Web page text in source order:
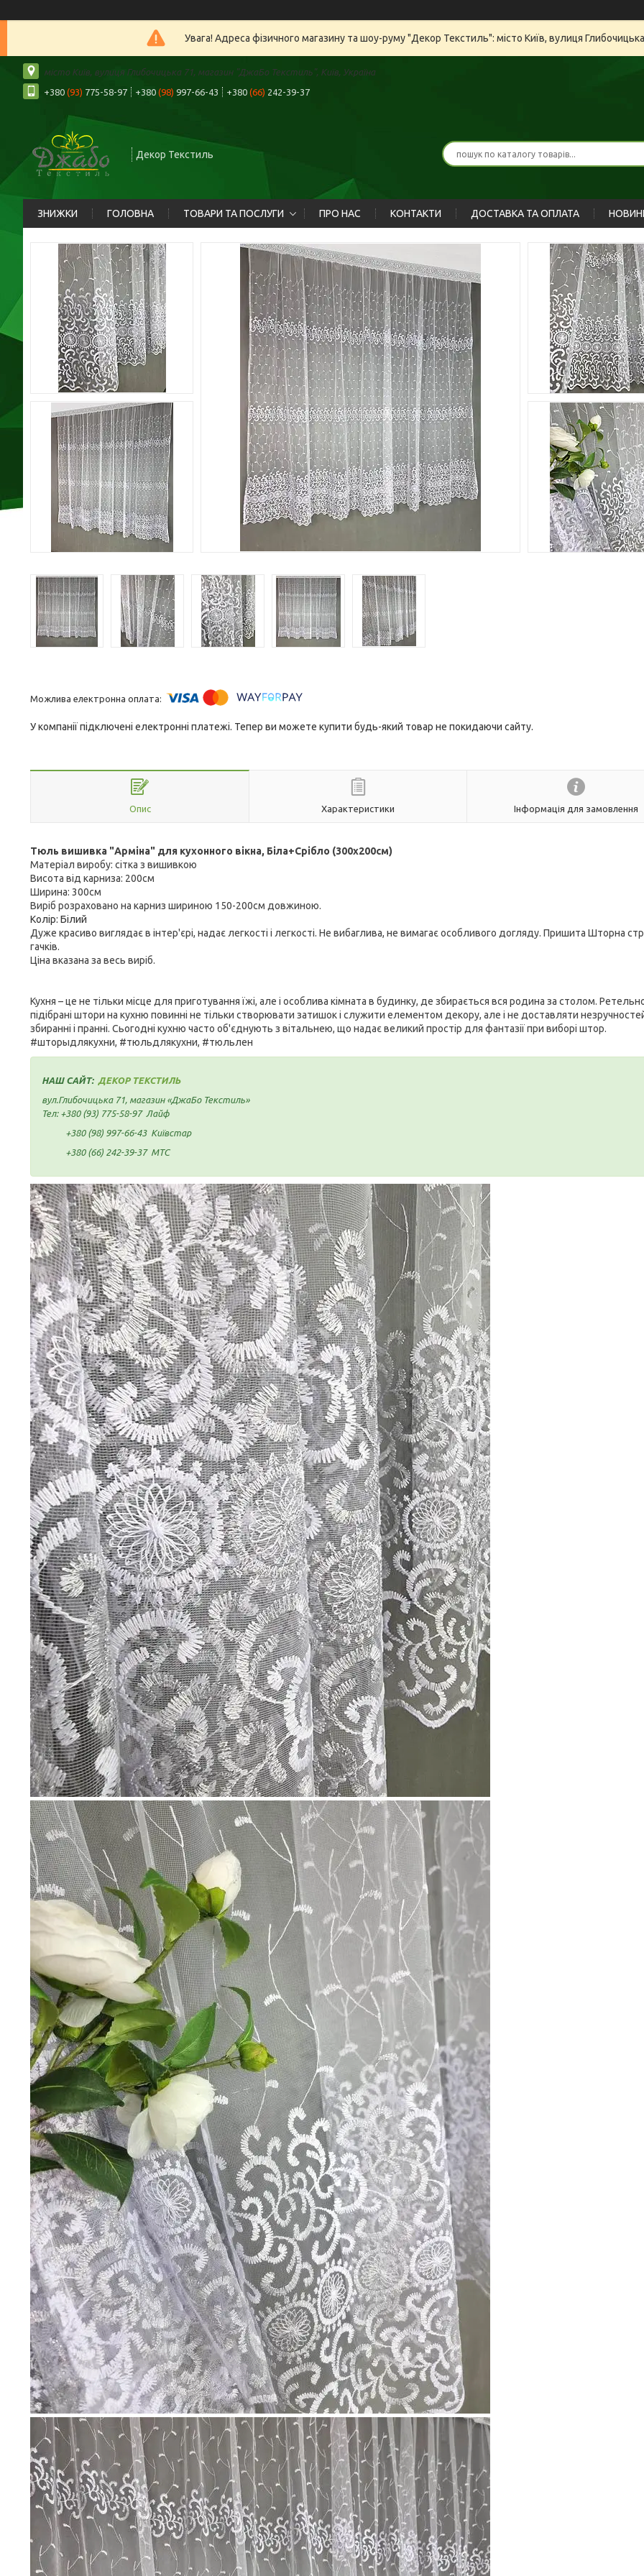
Увага! Адреса фізичного магазину та шоу-руму "Декор Текстиль": місто Київ, вулиця
місто Київ, вулиця Глибочицька 71, магазин "ДжаБо Текстиль", Київ, Україна
+380 (93) 775-58-97 +380 (98) 997-66-43 +380 (66) 242-39-37
Декор Текстиль
ЗНИЖКИ ГОЛОВНА ТОВАРИ ТА ПОСЛУГИ ПРО НАС КОНТАКТИ ДОСТАВКА ТА ОПЛАТА
У компанії підключені електронні платежі. Тепер ви можете купити будь-який товар не покидаючи сайту.
Опис Характеристики Інформація для замовлення
Тюль вишивка "Арміна" для кухонного вікна, Біла+Срібло (300х200см)
Матеріал виробу: сітка з вишивкою
Висота від карниза: 200см
Ширина: 300см
Виріб розраховано на карниз шириною 150-200см довжиною.
Колір: Білий
Дуже красиво виглядає в інтер'єрі, надає легкості і легкості. Не вибаглива, не вимагає особливого догляду. Пришита Шторна
гачків.
Ціна вказана за весь виріб.
Кухня – це не тільки місце для приготування їжі, але і особлива кімната в будинку, де збирається вся родина за столом.
підібрані штори на кухню повинні не тільки створювати затишок і служити елементом декору, але і не доставляти
збиранні і пранні. Сьогодні кухню часто об'єднують з вітальнею, що надає великий простір для фантазії при виборі штор.
#шторыдлякухни, #тюльдлякухни, #тюльлен
НАШ САЙТ: ДЕКОР ТЕКСТИЛЬ
вул.Глибочицька 71, магазин «ДжаБо Текстиль»
Тел: +380 (93) 775-58-97 Лайф
+380 (98) 997-66-43 Київстар
+380 (66) 242-39-37 МТС